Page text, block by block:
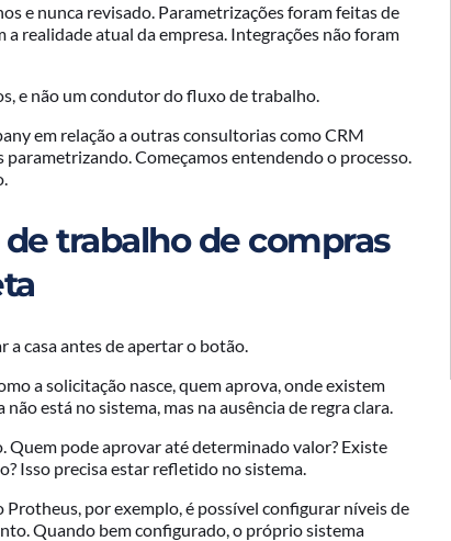
e nunca revisado. Parametrizações foram feitas de
realidade atual da empresa. Integrações não foram
e não um condutor do fluxo de trabalho.
em relação a outras consultorias como CRM
Começamos entendendo o processo.
trabalho de compras
casa antes de apertar o botão.
a solicitação nasce, quem aprova, onde existem
está no sistema, mas na ausência de regra clara.
Quem pode aprovar até determinado valor? Existe
Isso precisa estar refletido no sistema.
por exemplo, é possível configurar níveis de
Quando bem configurado, o próprio sistema